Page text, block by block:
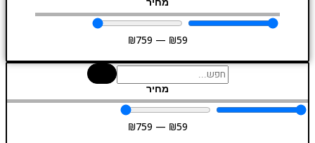
מחיר
₪59
—
₪759
מחיר
₪59
—
₪759